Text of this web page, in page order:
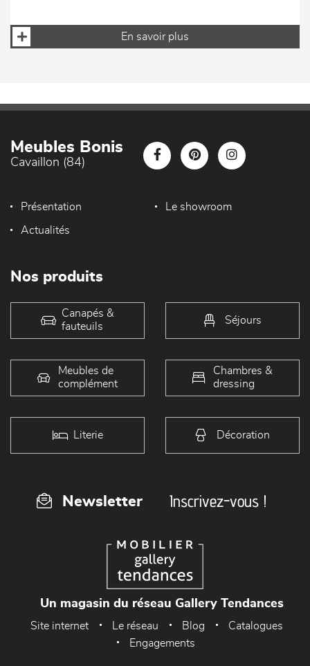
En savoir plus
Meubles Bonis
Cavaillon (84)
Présentation Le showroom
Actualités
Nos produits
Canapés &
fauteuils
Séjours
Meubles de
complément
Chambres &
dressing
Literie Décoration
Newsletter Inscrivez-vous !
Un magasin du réseau Gallery Tendances
Site internet Le réseau Blog
Catalogues
Engagements